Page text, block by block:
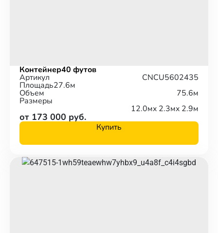
Контейнер40 футов
Артикул CNCU5602435
Площадь27.6м
Объем 75.6м
Размеры
12.0мx 2.3мx 2.9м
от 173 000 руб.
Купить